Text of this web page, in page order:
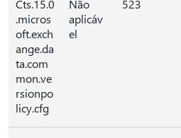
Cts.15.0
.micros
oft.exch
ange.da
ta.com
mon.ve
rsionpo
licy.cfg
Não
aplicáv
el
523